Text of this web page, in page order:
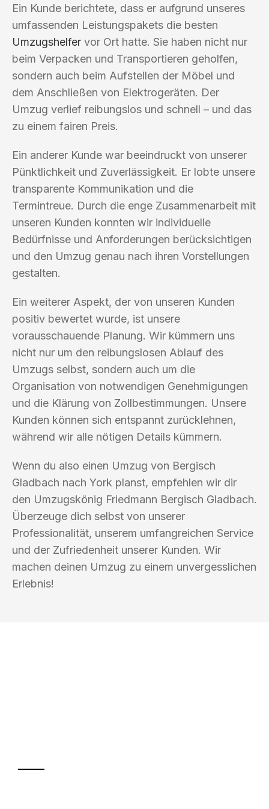
Ein Kunde berichtete, dass er aufgrund unseres
umfassenden Leistungspakets die besten
Umzugshelfer vor Ort hatte. Sie haben nicht nur
beim Verpacken und Transportieren geholfen,
sondern auch beim Aufstellen der Möbel und
dem Anschließen von Elektrogeräten. Der
Umzug verlief reibungslos und schnell – und das
zu einem fairen Preis.
Ein anderer Kunde war beeindruckt von unserer
Pünktlichkeit und Zuverlässigkeit. Er lobte unsere
transparente Kommunikation und die
Termintreue. Durch die enge Zusammenarbeit mit
unseren Kunden konnten wir individuelle
Bedürfnisse und Anforderungen berücksichtigen
und den Umzug genau nach ihren Vorstellungen
gestalten.
Ein weiterer Aspekt, der von unseren Kunden
positiv bewertet wurde, ist unsere
vorausschauende Planung. Wir kümmern uns
nicht nur um den reibungslosen Ablauf des
Umzugs selbst, sondern auch um die
Organisation von notwendigen Genehmigungen
und die Klärung von Zollbestimmungen. Unsere
Kunden können sich entspannt zurücklehnen,
während wir alle nötigen Details kümmern.
Wenn du also einen Umzug von Bergisch
Gladbach nach York planst, empfehlen wir dir
den Umzugskönig Friedmann Bergisch Gladbach.
Überzeuge dich selbst von unserer
Professionalität, unserem umfangreichen Service
und der Zufriedenheit unserer Kunden. Wir
machen deinen Umzug zu einem unvergesslichen
Erlebnis!